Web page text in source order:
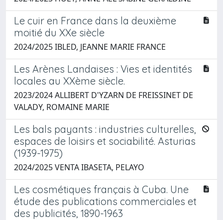
Le cuir en France dans la deuxième
moitié du XXe siècle
2024/2025 IBLED, JEANNE MARIE FRANCE
Les Arènes Landaises : Vies et identités
locales au XXème siècle.
2023/2024 ALLIBERT D'YZARN DE FREISSINET DE
VALADY, ROMAINE MARIE
Les bals payants : industries culturelles,
espaces de loisirs et sociabilité. Asturias
(1939-1975)
2024/2025 VENTA IBASETA, PELAYO
Les cosmétiques français à Cuba. Une
étude des publications commerciales et
des publicités, 1890-1963